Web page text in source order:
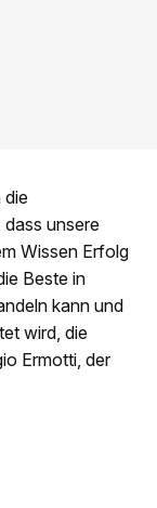
die
unsere
Wissen Erfolg
Beste in
kann und
wird, die
Ermotti, der